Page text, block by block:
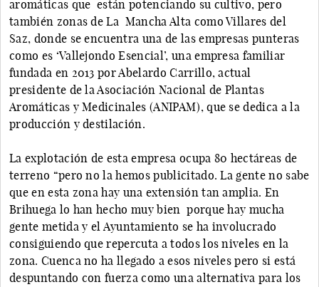
aromáticas que están potenciando su cultivo, pero
también zonas de La Mancha Alta como Villares del
Saz, donde se encuentra una de las empresas punteras
como es ‘Vallejondo Esencial’, una empresa familiar
fundada en 2013 por Abelardo Carrillo, actual
presidente de la Asociación Nacional de Plantas
Aromáticas y Medicinales (ANIPAM), que se dedica a la
producción y destilación.
La explotación de esta empresa ocupa 80 hectáreas de
terreno “pero no la hemos publicitado. La gente no sabe
que en esta zona hay una extensión tan amplia.En
Brihuega lo han hecho muy bien porque hay mucha
gente metida y el Ayuntamiento se ha involucrado
consiguiendo que repercuta a todos los niveles en la
zona. Cuenca no ha llegado a esos niveles pero si está
despuntando con fuerza como una alternativa para los